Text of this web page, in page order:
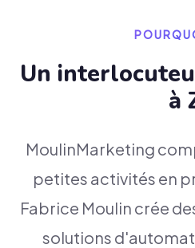
Un
à
MoulinMarketing
petites activités en
Fabrice Moulin crée
solutions